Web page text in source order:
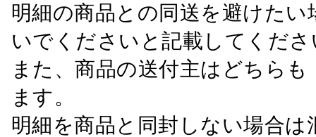
明細の商品との同送を避けた
いでくださいと記載してくださ
また、商品の送付主はどちら
ます。
明細を商品と同封しない場合